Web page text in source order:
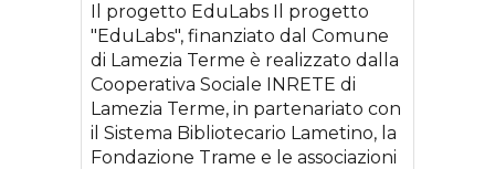
Il progetto EduLabs Il progetto
"EduLabs", finanziato dal Comune
di Lamezia Terme è realizzato dalla
Cooperativa Sociale INRETE di
Lamezia Terme, in partenariato con
il Sistema Bibliotecario Lametino, la
Fondazione Trame e le associazioni